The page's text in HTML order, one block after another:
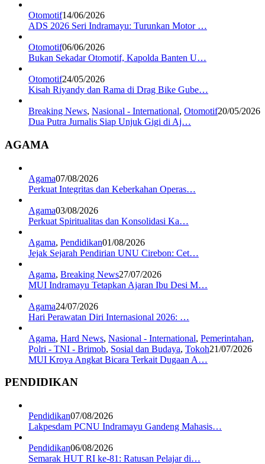
Otomotif14/06/2026
ADS 2026 Seri Indramayu: Turunkan Motor …
Otomotif06/06/2026
Bukan Sekadar Otomotif, Kapolda Banten U…
Otomotif24/05/2026
Kisah Riyandy dan Rama di Drag Bike Gube…
Breaking News, Nasional - International, Otomotif20/05/2026
Dua Putra Jurnalis Siap Unjuk Gigi di Aj…
AGAMA
Agama07/08/2026
Perkuat Integritas dan Keberkahan Operas…
Agama03/08/2026
Perkuat Spiritualitas dan Konsolidasi Ka…
Agama, Pendidikan01/08/2026
Jejak Sejarah Pendirian UNU Cirebon: Cet…
Agama, Breaking News27/07/2026
MUI Indramayu Tetapkan Ajaran Ibu Desi M…
Agama24/07/2026
Hari Perawatan Diri Internasional 2026: …
Agama, Hard News, Nasional - International, Pemerintahan,
Polri - TNI - Brimob, Sosial dan Budaya, Tokoh21/07/2026
MUI Kroya Angkat Bicara Terkait Dugaan A…
PENDIDIKAN
Pendidikan07/08/2026
Lakpesdam PCNU Indramayu Gandeng Mahasis…
Pendidikan06/08/2026
Semarak HUT RI ke-81: Ratusan Pelajar di…